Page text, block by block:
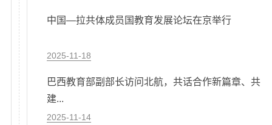
中国—拉共体成员国教育发展论坛在京举行
2025-11-18
巴西教育部副部长访问北航，共话合作新篇章、共
建...
2025-11-14